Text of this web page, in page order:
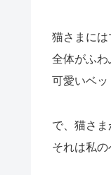
猫さまには
全体がふ
可愛いベッ
で、猫さま
それは私